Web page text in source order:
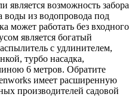
возможность забора
воды из водопровода под
может работать без входного
является богатый
с удлинителем,
турбо насадка,
6 метров. Обратите
имеет расширенную
производителей садовой